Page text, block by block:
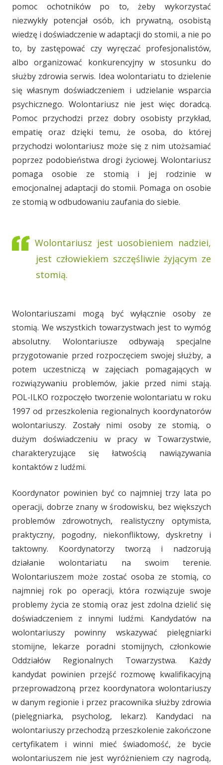
pomoc ochotników po to, żeby wykorzystać
niezwykły potencjał osób, ich prywatną, osobistą
wiedzę i doświadczenie w adaptacji do stomii, a nie po
to, by zastępować czy wyręczać profesjonalistów,
albo organizować konkurencyjny w stosunku do
służby zdrowia serwis. Idea wolontariatu to dzielenie
się własnym doświadczeniem i udzielanie wsparcia
psychicznego. Wolontariusz nie jest więc doradcą.
Pomoc przychodzi przez dobry osobisty przykład,
empatię oraz dzięki temu, że osoba, do której
przychodzi wolontariusz może się z nim utożsamiać
poprzez podobieństwa drogi życiowej. Wolontariusz
pomaga osobie ze stomią i jej rodzinie w
emocjonalnej adaptacji do stomii. Pomaga on osobie
ze stomią w odbudowaniu zaufania do siebie.
Wolontariusz jest uosobieniem nadziei,
jest człowiekiem szczęśliwie żyjącym ze
stomią.
Wolontariuszami mogą być wyłącznie osoby ze
stomią. We wszystkich towarzystwach jest to wymóg
absolutny. Wolontariusze odbywają specjalne
przygotowanie przed rozpoczęciem swojej służby, a
potem uczestniczą w zajęciach pomagających w
rozwiązywaniu problemów, jakie przed nimi stają.
POL-ILKO rozpoczęło tworzenie wolontariatu w roku
1997 od przeszkolenia regionalnych koordynatorów
wolontariuszy. Zostały nimi osoby ze stomią, o
dużym doświadczeniu w pracy w Towarzystwie,
charakteryzujące się łatwością nawiązywania
kontaktów z ludźmi.
Koordynator powinien być co najmniej trzy lata po
operacji, dobrze znany w środowisku, bez większych
problemów zdrowotnych, realistyczny optymista,
praktyczny, pogodny, niekonfliktowy, dyskretny i
taktowny. Koordynatorzy tworzą i nadzorują
działanie wolontariatu na swoim terenie.
Wolontariuszem może zostać osoba ze stomią, co
najmniej rok po operacji, która rozwiązuje swoje
problemy życia ze stomią oraz jest zdolna dzielić się
doświadczeniem z innymi ludźmi. Kandydatów na
wolontariuszy powinny wskazywać pielęgniarki
stomijne, lekarze poradni stomijnych, członkowie
Oddziałów Regionalnych Towarzystwa. Każdy
kandydat powinien przejść rozmowę kwalifikacyjną
przeprowadzoną przez koordynatora wolontariuszy
w danym regionie i przez pracownika służby zdrowia
(pielęgniarka, psycholog, lekarz). Kandydaci na
wolontariuszy przechodzą przeszkolenie zakończone
certyfikatem i winni mieć świadomość, że bycie
wolontariuszem nie jest wyróżnieniem czy nagrodą,